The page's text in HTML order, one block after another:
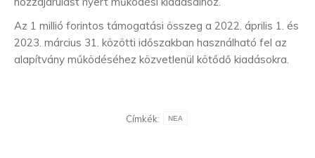
Az 1 millió forintos támogatási összeg a 2022. április 1. és
2023. március 31. közötti időszakban használható fel az
alapítvány működéséhez közvetlenül kötődő kiadásokra.
Címkék: NEA